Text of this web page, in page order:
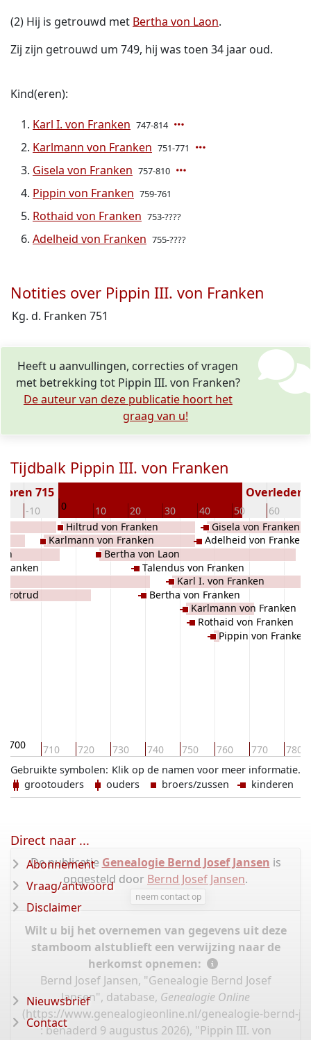
(2) Hij is getrouwd met Bertha von Laon.
Zij zijn getrouwd um 749, hij was toen 34 jaar oud.
Kind(eren):
Karl I. von Franken 747-814
Karlmann von Franken 751-771
Gisela von Franken 757-810
Pippin von Franken 759-761
Rothaid von Franken 753-????
Adelheid von Franken 755-????
Notities over Pippin III. von Franken
Kg. d. Franken 751
Heeft u aanvullingen, correcties of vragen
met betrekking tot Pippin III. von Franken?
De auteur van deze publicatie hoort het
graag van u!
Tijdbalk Pippin III. von Franken
-10 0 10 20 30 40 50 60
715 Overleden
700 710 720 730 740 750 760 770 780
Karlmann von Franken
Hiltrud von Franken
Bertha von Laon
Talendus von Franken
Bertha von Franken
Karl I. von Franken
Karlmann von Franken
Rothaid von Franken
Adelheid von Franken
Gisela von Franken
Pippin von Franken
Klik op de namen voor meer informatie.
Gebruikte symbolen:
grootouders
ouders broers/zussen kinderen
De publicatie Genealogie Bernd Josef Jansen is
opgesteld door Bernd Josef Jansen.
neem contact op
Wilt u bij het overnemen van gegevens uit deze
stamboom alstublieft een verwijzing naar de
herkomst opnemen:
Bernd Josef Jansen, "Genealogie Bernd Josef
Jansen", database, Genealogie Online
(https://www.genealogieonline.nl/genealogie-bernd-
: benaderd 9 augustus 2026), "Pippin III. von
Direct naar ...
Abonnement
Vraag/antwoord
Disclaimer
Nieuwsbrief
Contact